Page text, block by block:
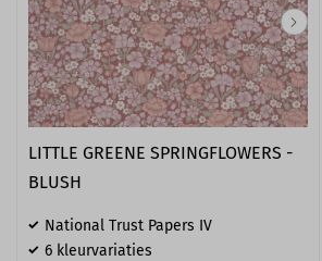
LITTLE GREENE SPRINGFLOWERS -
BLUSH
National Trust Papers IV
6 kleurvariaties